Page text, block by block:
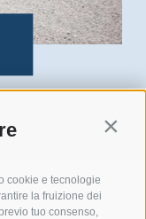
cookie e tecnologie
la fruizione dei
tuo consenso,
HOTEL